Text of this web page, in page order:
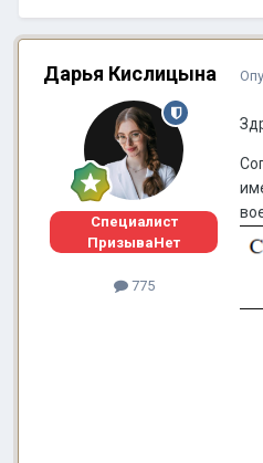
Дарья Кислицына
Специалист
ПризываНет
775